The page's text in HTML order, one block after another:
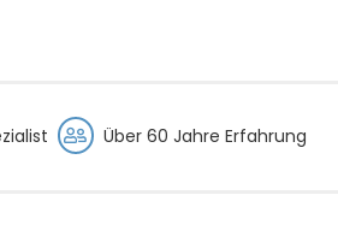
Über 60 Jahre Erfahrung